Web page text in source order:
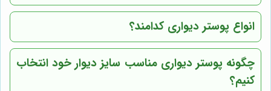
انواع پوستر دیواری کدامند؟
چگونه پوستر دیواری مناسب سایز دیوار خود انتخاب
کنیم؟